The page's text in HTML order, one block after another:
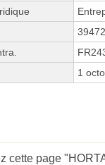
1
cette page